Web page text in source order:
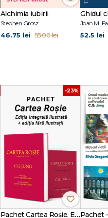
Alchimia iubirii
Stephen Grosz
46.75 lei 55.00 lei 52.5 lei
-23%
Pachet Cartea Roșie. Ediția integrală ilustrată + ediția fără ilustrații